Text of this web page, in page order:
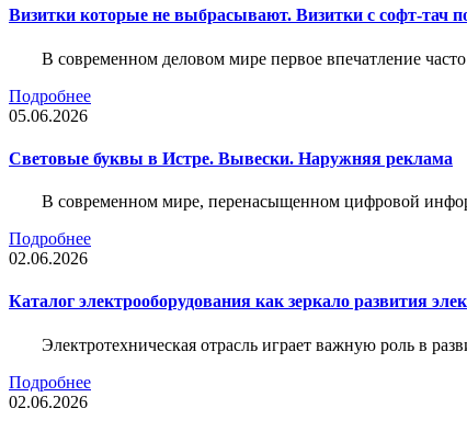
Визитки которые не выбрасывают. Визитки с софт-тач
В современном деловом мире первое впечатление
Подробнее
05.06.2026
Световые буквы в Истре. Вывески. Наружняя реклама
В современном мире, перенасыщенном цифровой
Подробнее
02.06.2026
Каталог электрооборудования как зеркало развития
Электротехническая отрасль играет важную роль в
Подробнее
02.06.2026